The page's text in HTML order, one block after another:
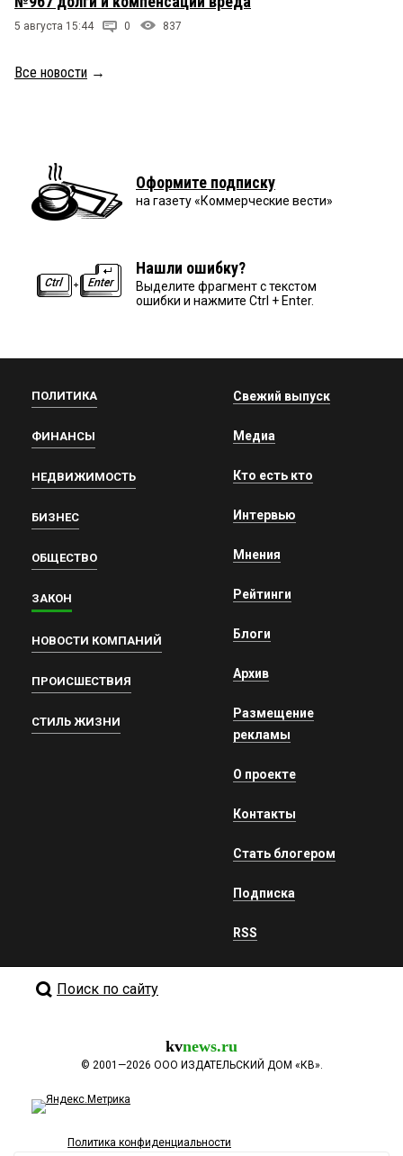
5 августа 15:44 0 837
Все новости →
Оформите подписку
на газету «Коммерческие вести»
Нашли ошибку?
Выделите фрагмент с текстом
ошибки и нажмите Ctrl + Enter.
ПОЛИТИКА
ФИНАНСЫ
НЕДВИЖИМОСТЬ
БИЗНЕС
ОБЩЕСТВО
ЗАКОН
НОВОСТИ КОМПАНИЙ
ПРОИСШЕСТВИЯ
СТИЛЬ ЖИЗНИ
Свежий выпуск
Медиа
Кто есть кто
Интервью
Мнения
Рейтинги
Блоги
Архив
Размещение
рекламы
О проекте
Контакты
Стать блогером
Подписка
RSS
Поиск по сайту
kvnews.ru
© 2001—2026 ООО ИЗДАТЕЛЬСКИЙ ДОМ «КВ».
Политика конфиденциальности